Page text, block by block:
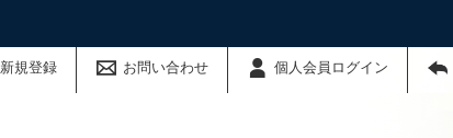
新規登録 お問い合わせ 個人会員ログイン